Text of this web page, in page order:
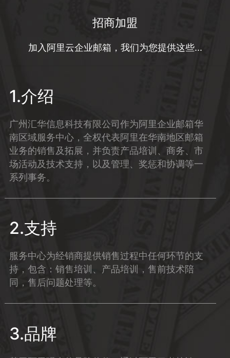
招商加盟
加入阿里云企业邮箱，我们为您提供这些...
1.介绍
广州汇华信息科技有限公司作为阿里企业邮箱华
南区域服务中心，全权代表阿里在华南地区邮箱
业务的销售及拓展，并负责产品培训、商务、市
场活动及技术支持，以及管理、奖惩和协调等一
系列事务。
2.支持
服务中心为经销商提供销售过程中任何环节的支
持，包含：销售培训、产品培训，售前技术陪
同，售后问题处理等。
3.品牌